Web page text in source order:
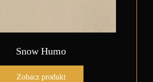
Snow Humo
Zobacz produkt